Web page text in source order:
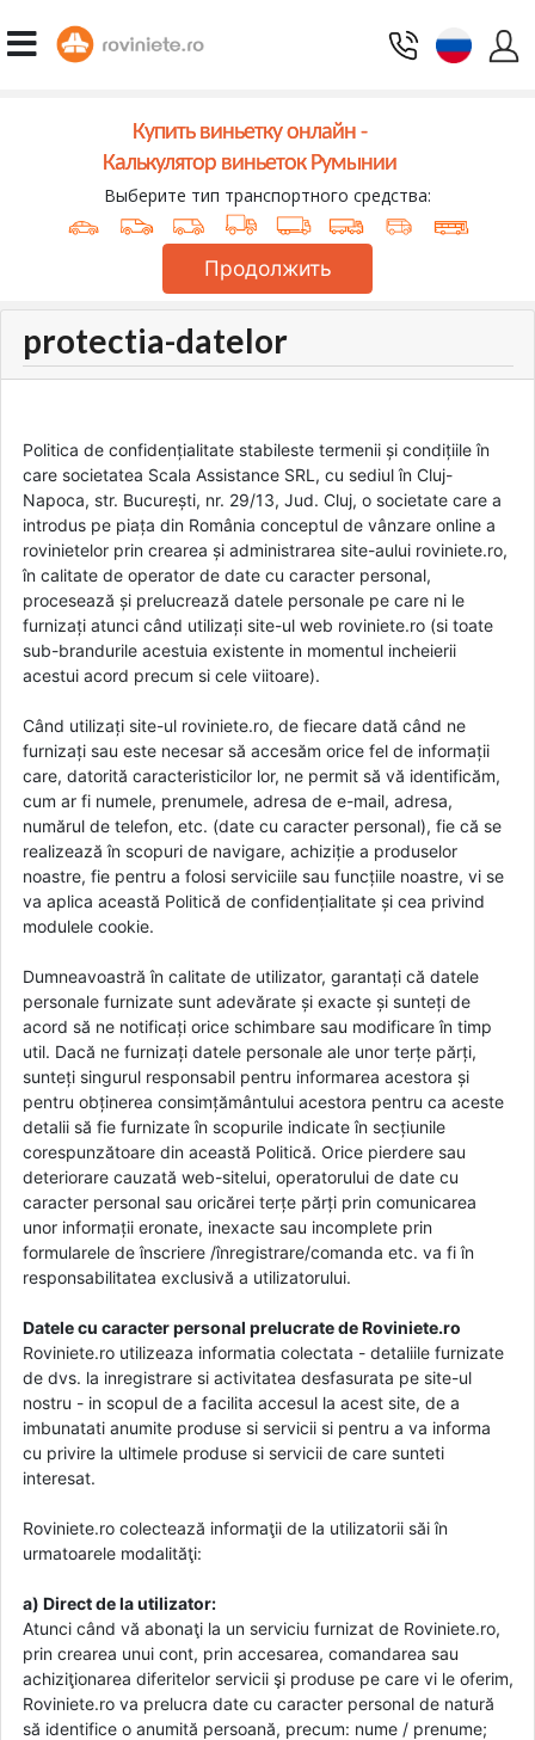
Купить виньетку онлайн -
Калькулятор виньеток Румынии
Выберите тип транспортного средства:
Продолжить
protectia-datelor
Politica de confidențialitate stabileste termenii și condițiile în
care societatea Scala Assistance SRL, cu sediul în Cluj-
Napoca, str. București, nr. 29/13, Jud. Cluj, o societate care a
introdus pe piața din România conceptul de vânzare online a
rovinietelor prin crearea și administrarea site-aului roviniete.ro,
în calitate de operator de date cu caracter personal,
procesează și prelucrează datele personale pe care ni le
furnizați atunci când utilizați site-ul web roviniete.ro (si toate
sub-brandurile acestuia existente in momentul incheierii
acestui acord precum si cele viitoare).
Când utilizați site-ul roviniete.ro, de fiecare dată când ne
furnizați sau este necesar să accesăm orice fel de informații
care, datorită caracteristicilor lor, ne permit să vă identificăm,
cum ar fi numele, prenumele, adresa de e-mail, adresa,
numărul de telefon, etc. (date cu caracter personal), fie că se
realizează în scopuri de navigare, achiziție a produselor
noastre, fie pentru a folosi serviciile sau funcțiile noastre, vi se
va aplica această Politică de confidențialitate și cea privind
modulele cookie.
Dumneavoastră în calitate de utilizator, garantați că datele
personale furnizate sunt adevărate și exacte și sunteți de
acord să ne notificați orice schimbare sau modificare în timp
util. Dacă ne furnizați datele personale ale unor terțe părți,
sunteți singurul responsabil pentru informarea acestora și
pentru obținerea consimțământului acestora pentru ca aceste
detalii să fie furnizate în scopurile indicate în secțiunile
corespunzătoare din această Politică. Orice pierdere sau
deteriorare cauzată web-sitelui, operatorului de date cu
caracter personal sau oricărei terțe părți prin comunicarea
unor informații eronate, inexacte sau incomplete prin
formularele de înscriere /înregistrare/comanda etc. va fi în
responsabilitatea exclusivă a utilizatorului.
Datele cu caracter personal prelucrate de Roviniete.ro
Roviniete.ro utilizeaza informatia colectata - detaliile furnizate
de dvs. la inregistrare si activitatea desfasurata pe site-ul
nostru - in scopul de a facilita accesul la acest site, de a
imbunatati anumite produse si servicii si pentru a va informa
cu privire la ultimele produse si servicii de care sunteti
interesat.
Roviniete.ro colectează informaţii de la utilizatorii săi în
urmatoarele modalităţi:
a) Direct de la utilizator:
Atunci când vă abonaţi la un serviciu furnizat de Roviniete.ro,
prin crearea unui cont, prin accesarea, comandarea sau
achiziţionarea diferitelor servicii şi produse pe care vi le oferim,
Roviniete.ro va prelucra date cu caracter personal de natură
să identifice o anumită persoană, precum: nume / prenume;